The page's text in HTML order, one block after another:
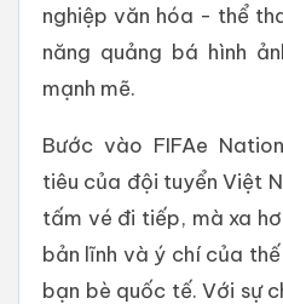
nghiệp văn hóa - thể
năng quảng bá hình
mạnh mẽ.
Bước vào FIFAe
tiêu của đội tuyển Việt
tấm vé đi tiếp, mà xa
bản lĩnh và ý chí của
bạn bè quốc tế. Với sự